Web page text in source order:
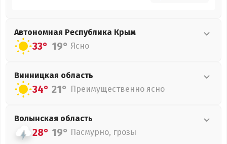
Автономная Республика Крым
33° 19° Ясно
Винницкая область
34° 21° Преимущественно ясно
Волынская область
28° 19° Пасмурно, грозы